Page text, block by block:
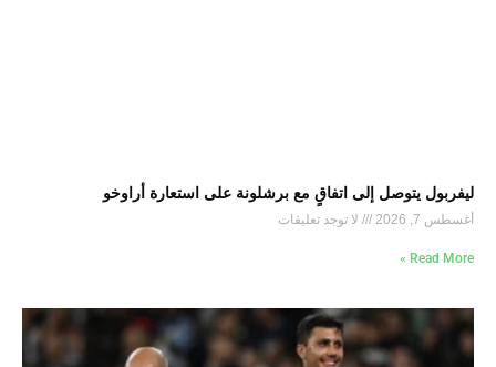
ليفربول يتوصل إلى اتفاقٍ مع برشلونة على استعارة أراوخو
أغسطس 7, 2026 لا توجد تعليقات
Read More »